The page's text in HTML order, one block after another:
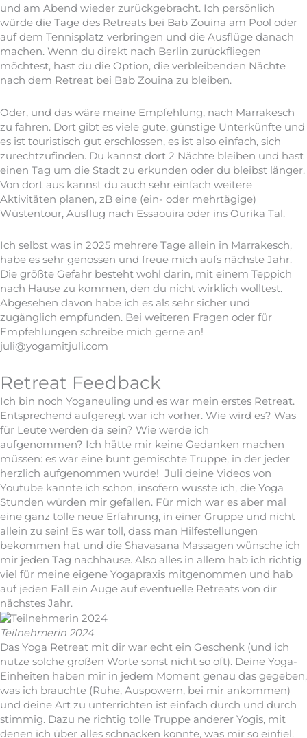
und am Abend wieder zurückgebracht. Ich persönlich
würde die Tage des Retreats bei Bab Zouina am Pool oder
auf dem Tennisplatz verbringen und die Ausflüge danach
machen. Wenn du direkt nach Berlin zurückfliegen
möchtest, hast du die Option, die verbleibenden Nächte
nach dem Retreat bei Bab Zouina zu bleiben.
Oder, und das wäre meine Empfehlung, nach Marrakesch
zu fahren. Dort gibt es viele gute, günstige Unterkünfte und
es ist touristisch gut erschlossen, es ist also einfach, sich
zurechtzufinden. Du kannst dort 2 Nächte bleiben und hast
einen Tag um die Stadt zu erkunden oder du bleibst länger.
Von dort aus kannst du auch sehr einfach weitere
Aktivitäten planen, zB eine (ein- oder mehrtägige)
Wüstentour, Ausflug nach Essaouira oder ins Ourika Tal.
Ich selbst was in 2025 mehrere Tage allein in Marrakesch,
habe es sehr genossen und freue mich aufs nächste Jahr.
Die größte Gefahr besteht wohl darin, mit einem Teppich
nach Hause zu kommen, den du nicht wirklich wolltest.
Abgesehen davon habe ich es als sehr sicher und
zugänglich empfunden. Bei weiteren Fragen oder für
Empfehlungen schreibe mich gerne an!
juli@yogamitjuli.com
Retreat Feedback
Ich bin noch Yoganeuling und es war mein erstes Retreat.
Entsprechend aufgeregt war ich vorher. Wie wird es? Was
für Leute werden da sein? Wie werde ich
aufgenommen? Ich hätte mir keine Gedanken machen
müssen: es war eine bunt gemischte Truppe, in der jeder
herzlich aufgenommen wurde! Juli deine Videos von
Youtube kannte ich schon, insofern wusste ich, die Yoga
Stunden würden mir gefallen. Für mich war es aber mal
eine ganz tolle neue Erfahrung, in einer Gruppe und nicht
allein zu sein! Es war toll, dass man Hilfestellungen
bekommen hat und die Shavasana Massagen wünsche ich
mir jeden Tag nachhause. Also alles in allem hab ich richtig
viel für meine eigene Yogapraxis mitgenommen und hab
auf jeden Fall ein Auge auf eventuelle Retreats von dir
nächstes Jahr.
Teilnehmerin 2024
Das Yoga Retreat mit dir war echt ein Geschenk (und ich
nutze solche großen Worte sonst nicht so oft). Deine Yoga-
Einheiten haben mir in jedem Moment genau das gegeben,
was ich brauchte (Ruhe, Auspowern, bei mir ankommen)
und deine Art zu unterrichten ist einfach durch und durch
stimmig. Dazu ne richtig tolle Truppe anderer Yogis, mit
denen ich über alles schnacken konnte, was mir so einfiel.